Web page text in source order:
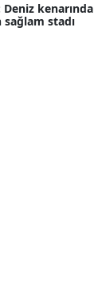
Deniz kenarında
stadı